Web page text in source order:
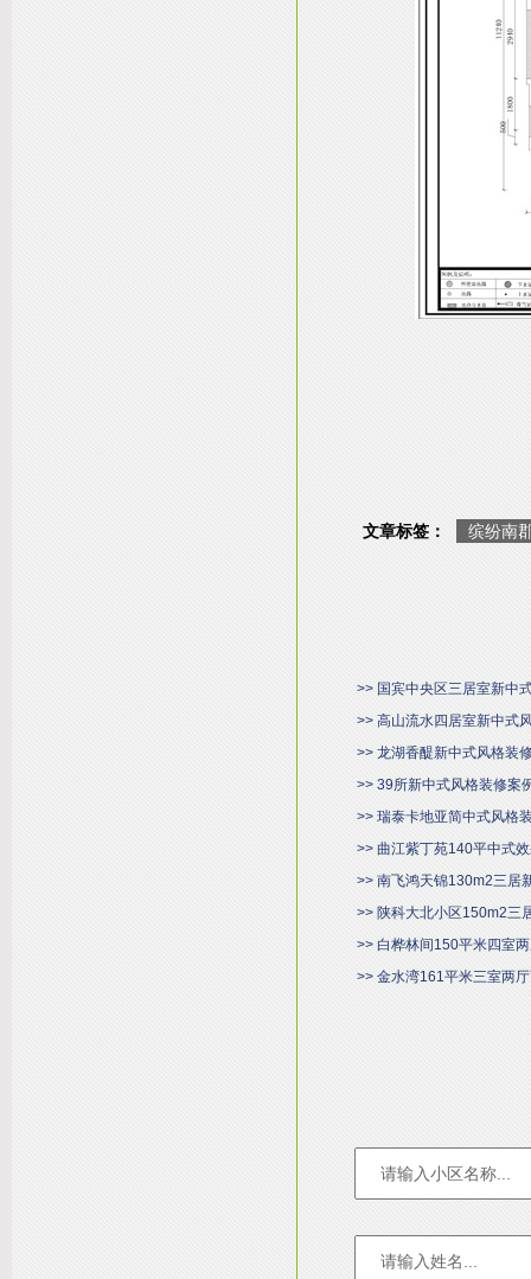
文章标签： 缤纷南
>> 国宾中央区三居室新中
>> 高山流水四居室新中式
>> 龙湖香醍新中式风格装
>> 39所新中式风格装修案
>> 瑞泰卡地亚简中式风格
>> 曲江紫丁苑140平中式
>> 南飞鸿天锦130m2三居
>> 陕科大北小区150m2三
>> 白桦林间150平米四室
>> 金水湾161平米三室两